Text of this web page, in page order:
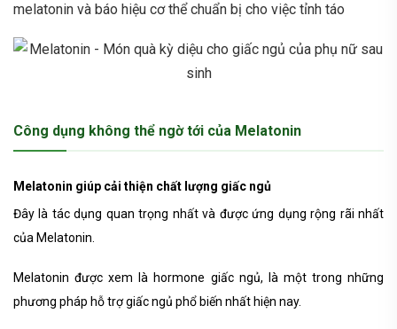
melatonin và báo hiệu cơ thể chuẩn bị cho việc tỉnh táo
Công dụng không thể ngờ tới của Melatonin
Melatonin giúp cải thiện chất lượng giấc ngủ
Đây là tác dụng quan trọng nhất và được ứng dụng rộng rãi nhất
của Melatonin.
Melatonin được xem là hormone giấc ngủ, là một trong những
phương pháp hỗ trợ giấc ngủ phổ biến nhất hiện nay.